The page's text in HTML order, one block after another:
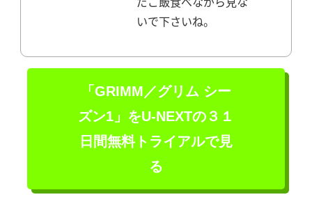
いで下さいね。
「GRIMM／グリム シー
ズン1」をU-NEXTの３１
日間無料トライアルで見
る